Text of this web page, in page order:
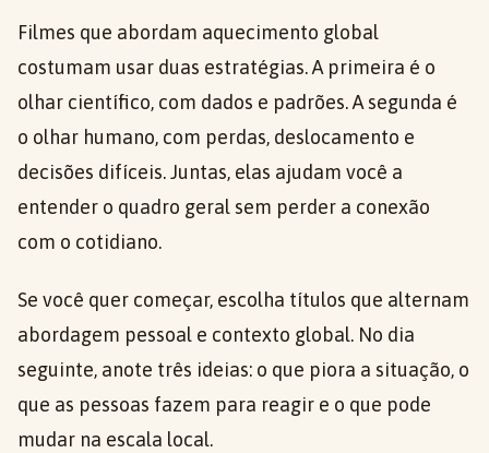
Filmes que abordam aquecimento global
costumam usar duas estratégias. A primeira é o
olhar científico, com dados e padrões. A segunda é
o olhar humano, com perdas, deslocamento e
decisões difíceis. Juntas, elas ajudam você a
entender o quadro geral sem perder a conexão
com o cotidiano.
Se você quer começar, escolha títulos que alternam
abordagem pessoal e contexto global. No dia
seguinte, anote três ideias: o que piora a situação, o
que as pessoas fazem para reagir e o que pode
mudar na escala local.